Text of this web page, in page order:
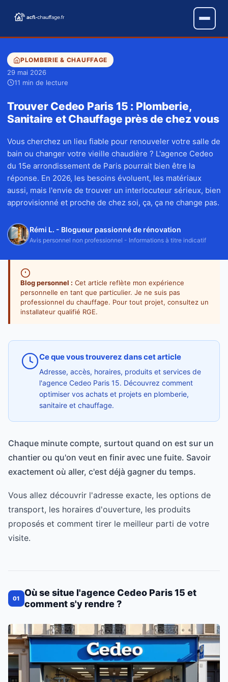
PLOMBERIE & CHAUFFAGE
29 mai 2026
11 min de lecture
Trouver Cedeo Paris 15 : Plomberie,
Sanitaire et Chauffage près de chez vous
Vous cherchez un lieu fiable pour renouveler votre salle de
bain ou changer votre vieille chaudière ? L'agence Cedeo
du 15e arrondissement de Paris pourrait bien être la
réponse. En 2026, les besoins évoluent, les matériaux
aussi, mais l'envie de trouver un interlocuteur sérieux, bien
approvisionné et proche de chez soi, ça, ça ne change pas.
Rémi L. - Blogueur passionné de rénovation
Avis personnel non professionnel - Informations à titre indicatif
Blog personnel : Cet article reflète mon expérience
personnelle en tant que particulier. Je ne suis pas
professionnel du chauffage. Pour tout projet, consultez un
installateur qualifié RGE.
Ce que vous trouverez dans cet article
Adresse, accès, horaires, produits et services de
l'agence Cedeo Paris 15. Découvrez comment
optimiser vos achats et projets en plomberie,
sanitaire et chauffage.
Chaque minute compte, surtout quand on est sur un
chantier ou qu'on veut en finir avec une fuite. Savoir
exactement où aller, c'est déjà gagner du temps.
Vous allez découvrir l'adresse exacte, les options de
transport, les horaires d'ouverture, les produits
proposés et comment tirer le meilleur parti de votre
visite.
01
Où se situe l'agence Cedeo Paris 15 et
comment s'y rendre ?